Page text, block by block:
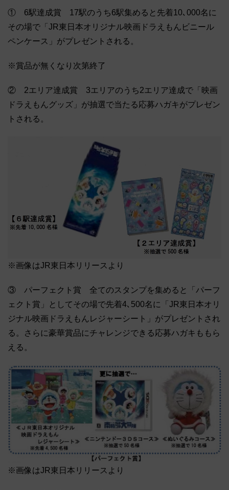
① 6駅達成賞 17駅のうち6駅集めると先着10､000名に
その場で「JR東日本オリジナル映画ドラえもんビニール
ペンケース」がプレゼントされる。
※賞品が無くなり次第終了
② 2エリア達成賞 3エリアのうち2エリア達成で「映画
ドラえもんグッズ」が抽選で当たる応募ハガキがプレゼン
トされる。
※画像はJR東日本リリースより
③ パーフェクト賞 全てのスタンプを集めると「パーフ
ェクト賞」としてその場で先着4､500名に「JR東日本オリ
ジナル映画ドラえもんレジャーシート」がプレゼントされ
る。さらに豪華賞品にチャレンジできる応募ハガキももら
える。
※画像はJR東日本リリースより